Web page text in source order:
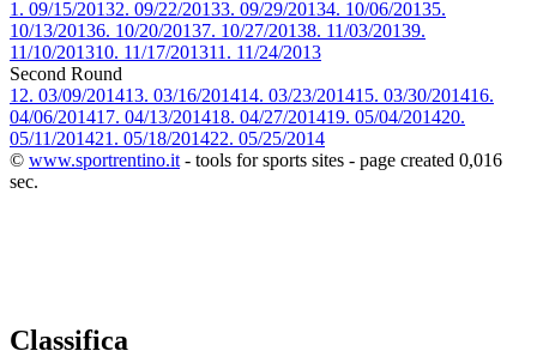
1. 09/15/20132. 09/22/20133. 09/29/20134. 10/06/20135.
10/13/20136. 10/20/20137. 10/27/20138. 11/03/20139.
11/10/201310. 11/17/201311. 11/24/2013
Second Round
12. 03/09/201413. 03/16/201414. 03/23/201415. 03/30/201416.
04/06/201417. 04/13/201418. 04/27/201419. 05/04/201420.
05/11/201421. 05/18/201422. 05/25/2014
© www.sportrentino.it - tools for sports sites - page created 0,016
sec.
Classifica